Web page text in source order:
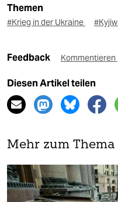
Themen
#Krieg in der Ukraine #Kyjiw
Feedback Kommentieren
Diesen Artikel teilen
Mehr zum Thema